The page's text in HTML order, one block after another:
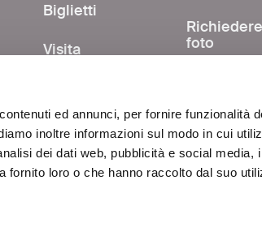
ed annunci, per fornire funzionalità
inoltre informazioni sul modo in cui
dei dati web, pubblicità e social media,
fornito loro o che hanno raccolto dal suo
Biglietti
Visita
Al centro di Roma
Educazione
foto
FAQ